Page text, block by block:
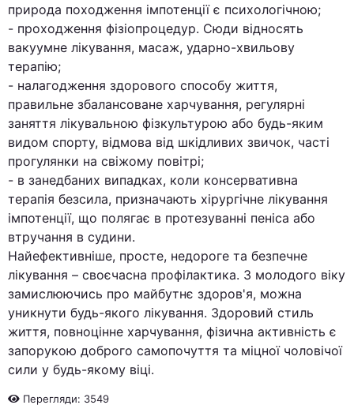
природа походження імпотенції є психологічною;
- проходження фізіопроцедур. Сюди відносять
вакуумне лікування, масаж, ударно-хвильову
терапію;
- налагодження здорового способу життя,
правильне збалансоване харчування, регулярні
заняття лікувальною фізкультурою або будь-яким
видом спорту, відмова від шкідливих звичок, часті
прогулянки на свіжому повітрі;
- в занедбаних випадках, коли консервативна
терапія безсила, призначають хірургічне лікування
імпотенції, що полягає в протезуванні пеніса або
втручання в судини.
Найефективніше, просте, недороге та безпечне
лікування – своєчасна профілактика. З молодого віку
замислюючись про майбутнє здоров'я, можна
уникнути будь-якого лікування. Здоровий стиль
життя, повноцінне харчування, фізична активність є
запорукою доброго самопочуття та міцної чоловічої
сили у будь-якому віці.
Перегляди: 3549